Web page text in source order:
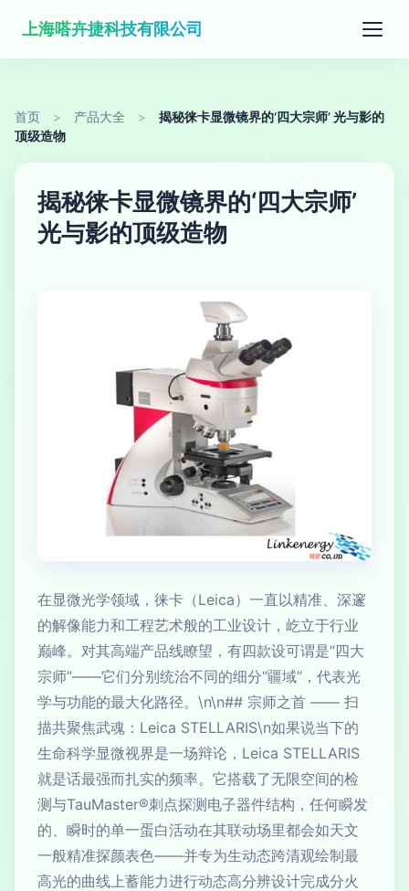
上海嗒卉捷科技有限公司
首页 > 产品大全 >
揭秘徕卡显微镜界的‘四大宗师’ 光与影的
顶级造物
揭秘徕卡显微镜界的‘四大宗师’
光与影的顶级造物
在显微光学领域，徕卡（Leica）一直以精准、深邃
的解像能力和工程艺术般的工业设计，屹立于行业
巅峰。对其高端产品线瞭望，有四款设可谓是“四大
宗师”——它们分别统治不同的细分“疆域”，代表光
学与功能的最大化路径。\n\n## 宗师之首 —— 扫
描共聚焦武魂：Leica STELLARIS\n如果说当下的
生命科学显微视界是一场辩论，Leica STELLARIS
就是话最强而扎实的频率。它搭载了无限空间的检
测与TauMaster®刺点探测电子器件结构，任何瞬发
的、瞬时的单一蛋白活动在其联动场里都会如天文
一般精准探颜表色——并专为生动态跨清观绘制最
高光的曲线上蓄能力进行动态高分辨设计完成分火